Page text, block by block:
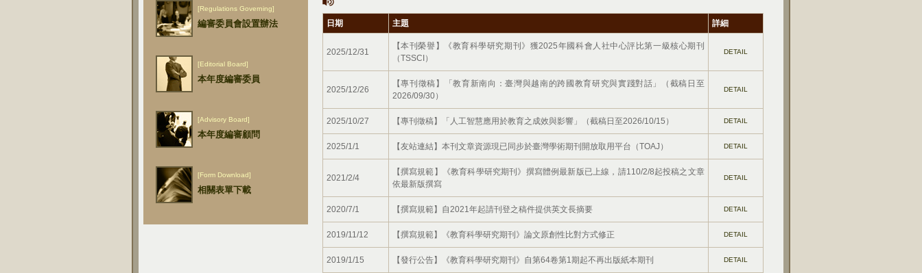
[Regulations Governing]
編審委員會設置辦法
[Editorial Board]
本年度編審委員
[Advisory Board]
本年度編審顧問
[Form Download]
相關表單下載
日期 主題 詳細
2025/12/31
【本刊榮譽】《教育科學研究期刊》獲2025年國科會人社中心評比第一級核心期刊
（TSSCI）
DETAIL
2025/12/26
【專刊徵稿】「教育新南向：臺灣與越南的跨國教育研究與實踐對話」（截稿日至
2026/09/30）
DETAIL
2025/10/27 【專刊徵稿】「人工智慧應用於教育之成效與影響」（截稿日至2026/10/15） DETAIL
2025/1/1 【友站連結】本刊文章資源現已同步於臺灣學術期刊開放取用平台（TOAJ） DETAIL
2021/2/4
【撰寫規範】《教育科學研究期刊》撰寫體例最新版已上線，請110/2/8起投稿之文章
依最新版撰寫
DETAIL
2020/7/1 【撰寫規範】自2021年起請刊登之稿件提供英文長摘要 DETAIL
2019/11/12 【撰寫規範】《教育科學研究期刊》論文原創性比對方式修正 DETAIL
2019/1/15 【發行公告】《教育科學研究期刊》自第64卷第1期起不再出版紙本期刊 DETAIL